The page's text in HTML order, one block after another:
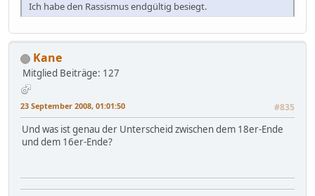
Ich habe den Rassismus endgültig besiegt.
Kane
Mitglied Beiträge: 127
23 September 2008, 01:01:50 #835
Und was ist genau der Unterscheid zwischen dem 18er-Ende
und dem 16er-Ende?